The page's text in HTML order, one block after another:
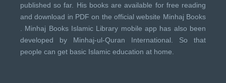
published so far. His books are available for free reading
and download in PDF on the official website Minhaj Books
Minhaj Books Islamic Library mobile app has also been
developed by Minhaj-ul-Quran International . So that
people can get basic Islamic education at home.